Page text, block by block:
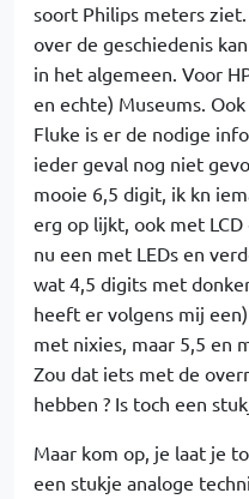
soort Philips meters
over de geschiedenis
in het algemeen. Voor
en echte) Museums.
Fluke is er de nodige
ieder geval nog niet
mooie 6,5 digit, ik kn
erg op lijkt, ook met
nu een met LEDs en
wat 4,5 digits met
heeft er volgens mij
met nixies, maar 5,5 en
Zou dat iets met de
hebben ? Is toch een
Maar kom op, je laat je
een stukje analoge